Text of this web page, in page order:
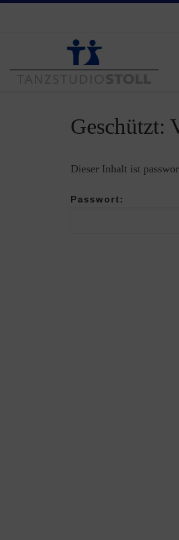
Geschützt:
Dieser Inhalt ist
Passwort: